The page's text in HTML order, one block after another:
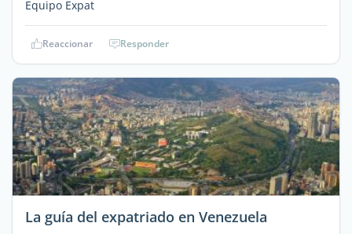
Equipo Expat
Reaccionar Responder
La guía del expatriado en Venezuela